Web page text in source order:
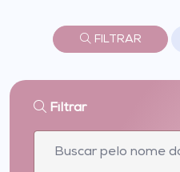
FILTRAR
Filtrar